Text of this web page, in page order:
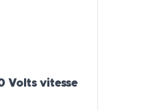
Volts vitesse